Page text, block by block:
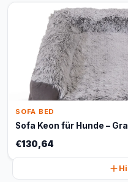
SOFA BED
Sofa Keon für Hunde –
€130,64